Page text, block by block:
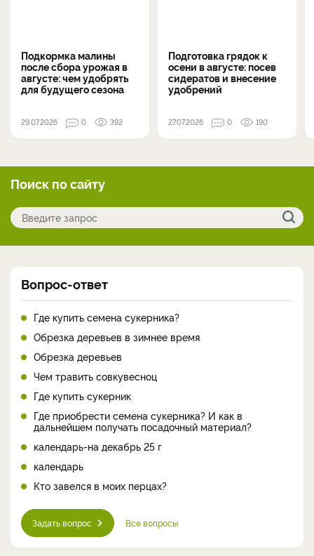
Подкормка малины
после сбора урожая в
августе: чем удобрять
для будущего сезона
29.07.2026 0 392
Подготовка грядок к
осени в августе: посев
сидератов и внесение
удобрений
27.07.2026 0 190
Поиск по сайту
Вопрос-ответ
Где купить семена сукерника?
Обрезка деревьев в зимнее время
Обрезка деревьев
Чем травить совкувесноц
Где купить сукерник
Где приобрести семена сукерника? И как в
дальнейшем получать посадочный материал?
календарь-на декабрь 25 г
календарь
Кто завелся в моих перцах?
Задать вопрос Все вопросы